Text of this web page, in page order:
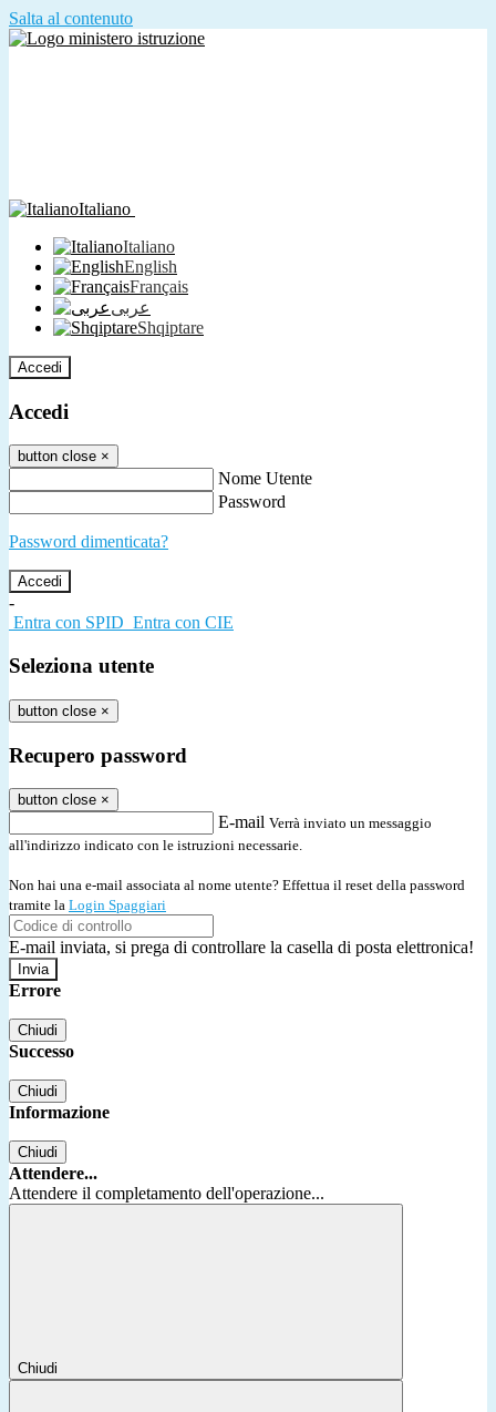
Salta al contenuto
Italiano
Italiano
English
Français
عربى
Shqiptare
Accedi
Accedi
button close ×
Nome Utente
Password
Password dimenticata?
-
Entra con SPID Entra con CIE
Seleziona utente
button close ×
Recupero password
button close ×
E-mail Verrà inviato un messaggio
all'indirizzo indicato con le istruzioni necessarie.
Non hai una e-mail associata al nome utente? Effettua il reset della password
tramite la Login Spaggiari
E-mail inviata, si prega di controllare la casella di posta elettronica!
Errore
Chiudi
Successo
Chiudi
Informazione
Chiudi
Attendere...
Attendere il completamento dell'operazione...
Chiudi